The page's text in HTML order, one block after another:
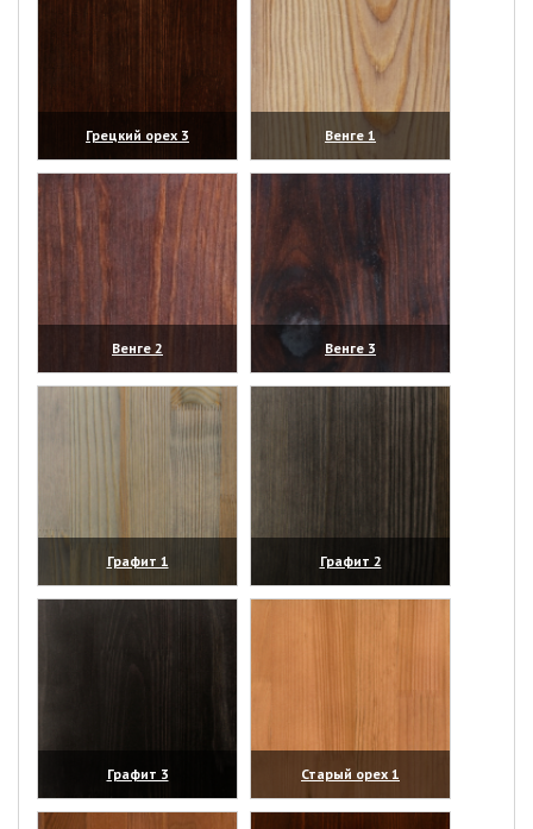
Грецкий орех 3
(увеличить)
Венге 1
(увеличить)
Венге 2
(увеличить)
Венге 3
(увеличить)
Графит 1
(увеличить)
Графит 2
(увеличить)
Графит 3
(увеличить)
Старый орех 1
(увеличить)